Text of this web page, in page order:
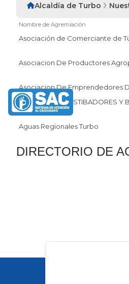
Alcaldía de Turbo
Nombre de Agremiación
Asociación de Comerciante de
Asociacion De Productores
Asociacion De Emprendedores
SINDICATO DE ESTIBADORES Y
SINDEBRACOL
Aguas Regionales Turbo
DIRECTORIO DE